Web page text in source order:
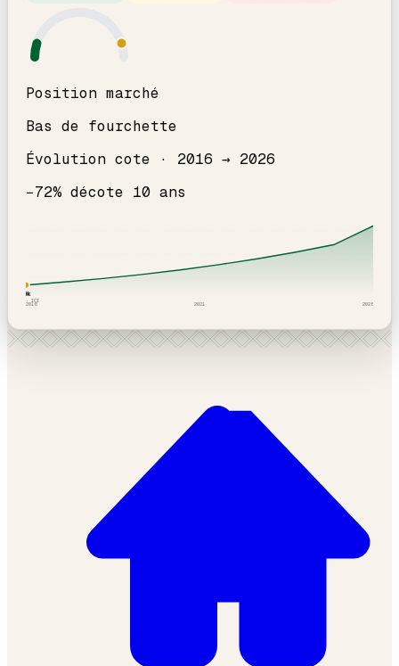
Position marché
Bas de fourchette
Évolution cote · 2016 → 2026
−72% décote 10 ans
89k
· ICI
2016 2021 2026